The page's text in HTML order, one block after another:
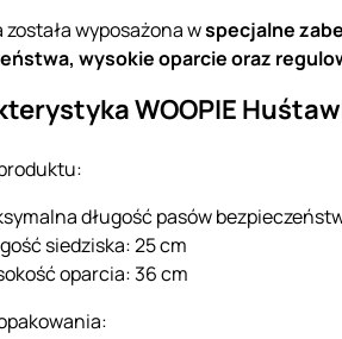
wyposażona wspecjalne
wysokie oparcie oraz
WOOPIE
długość pasów
siedziska: 25 cm
oparcia: 36 cm